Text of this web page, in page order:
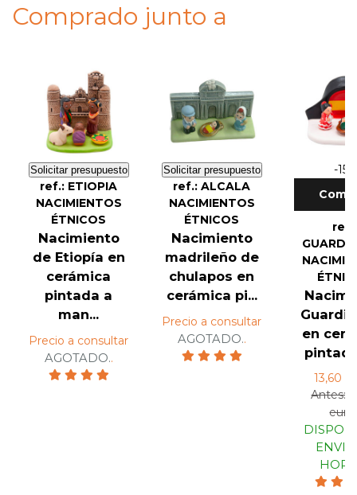
Comprado junto a
Solicitar presupuesto
ref.: ETIOPIA
NACIMIENTOS
ÉTNICOS
Nacimiento
de Etiopía en
cerámica
pintada a
man...
Precio a consultar
AGOTADO..
Solicitar presupuesto
ref.: ALCALA
NACIMIENTOS
ÉTNICOS
Nacimiento
madrileño de
chulapos en
cerámica pi...
Precio a consultar
AGOTADO..
-
ref.:
en
13,60
Antes: